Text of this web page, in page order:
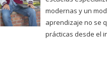
modernas y un
aprendizaje no se
prácticas desde el